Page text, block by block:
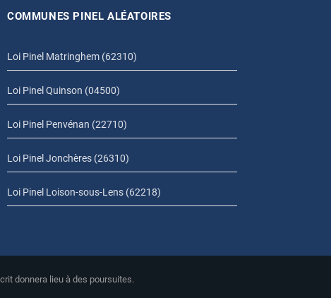
COMMUNES PINEL ALÉATOIRES
Loi Pinel Matringhem (62310)
Loi Pinel Quinson (04500)
Loi Pinel Penvénan (22710)
Loi Pinel Jonchères (26310)
Loi Pinel Loison-sous-Lens (62218)
donnera lieu à des poursuites.